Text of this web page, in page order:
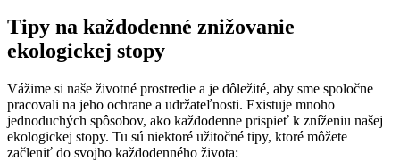
Tipy na každodenné ⁢znižovanie
ekologickej⁣ stopy
Vážime si naše životné prostredie a je dôležité, aby‌ sme spoločne ​
pracovali na jeho ochrane a ⁣udržateľnosti. ‍Existuje mnoho
jednoduchých ‍spôsobov, ako ‍každodenne prispieť ⁣k⁢ zníženiu našej
ekologickej stopy. Tu sú niektoré užitočné⁤ tipy,⁢ ktoré​ môžete
začleniť do svojho​ každodenného života: